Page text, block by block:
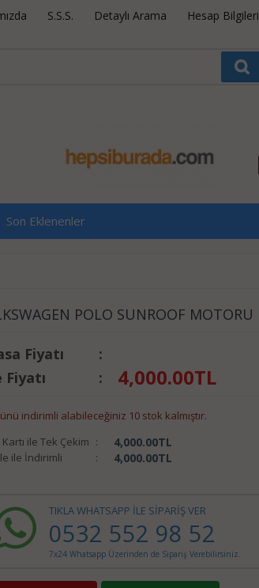
S.S.S. Detaylı Arama Hesap Bilgileri
Son Eklenenler
POLO SUNROOF MOTORU
Fiyatı
:
Fiyatı
: 4,000.00TL
indirimli alabileceğiniz 10 stok kalmıştır.
ile Tek Çekim : 4,000.00TL
ile İndirimli : 4,000.00TL
TIKLA WHATSAPP İLE SİPARİŞ VER
0532 552 98 52
7x24 Whatsapp Üzerinden de Sipariş Verebilirsiniz.